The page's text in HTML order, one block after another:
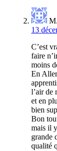
13
C’est
faire
moins
En
l’air de
et en
bien
Bon
mais il
grande
qualité